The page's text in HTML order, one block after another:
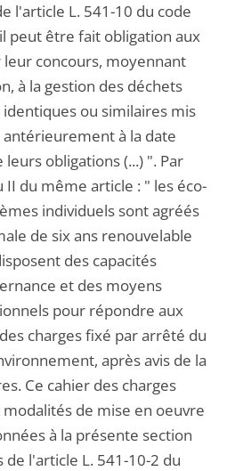
l'article L. 541-10 du code
peut être fait obligation aux
concours, moyennant
à la gestion des déchets
ou similaires mis
à la date
obligations (...) ". Par
du même article : " les éco-
individuels sont agréés
de six ans renouvelable
des capacités
et des moyens
pour répondre aux
charges fixé par arrêté du
après avis de la
Ce cahier des charges
de mise en oeuvre
à la présente section
de l'article L. 541-10-2 du